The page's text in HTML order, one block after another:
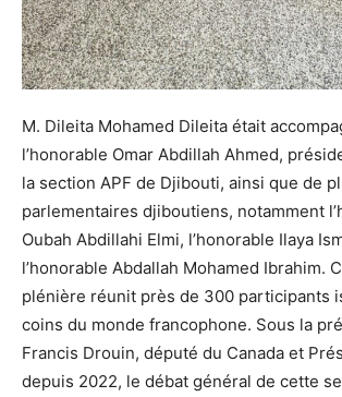
M. Dileita Mohamed Dileita était
l’honorable Omar Abdillah Ahmed,
la section APF de Djibouti, ainsi que de
parlementaires djiboutiens, notamment
Oubah Abdillahi Elmi, l’honorable Ilaya
l’honorable Abdallah Mohamed Ibrahim.
plénière réunit près de 300 participants
coins du monde francophone. Sous la
Francis Drouin, député du Canada et
depuis 2022, le débat général de cette